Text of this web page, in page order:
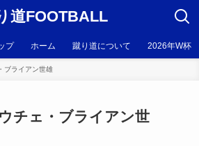
道FOOTBALL
プ ホーム 蹴り道について 2026年W杯
ブライアン世雄
チェ・ブライアン世